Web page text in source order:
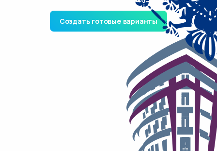
Создать готовые варианты